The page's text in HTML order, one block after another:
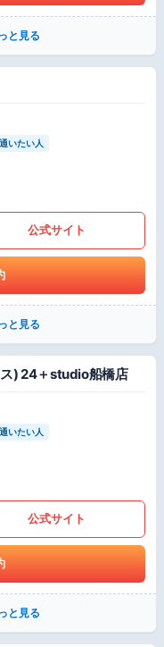
と見る
いたい人
公式サイト
と見る
) 24＋studio船橋店
いたい人
公式サイト
と見る